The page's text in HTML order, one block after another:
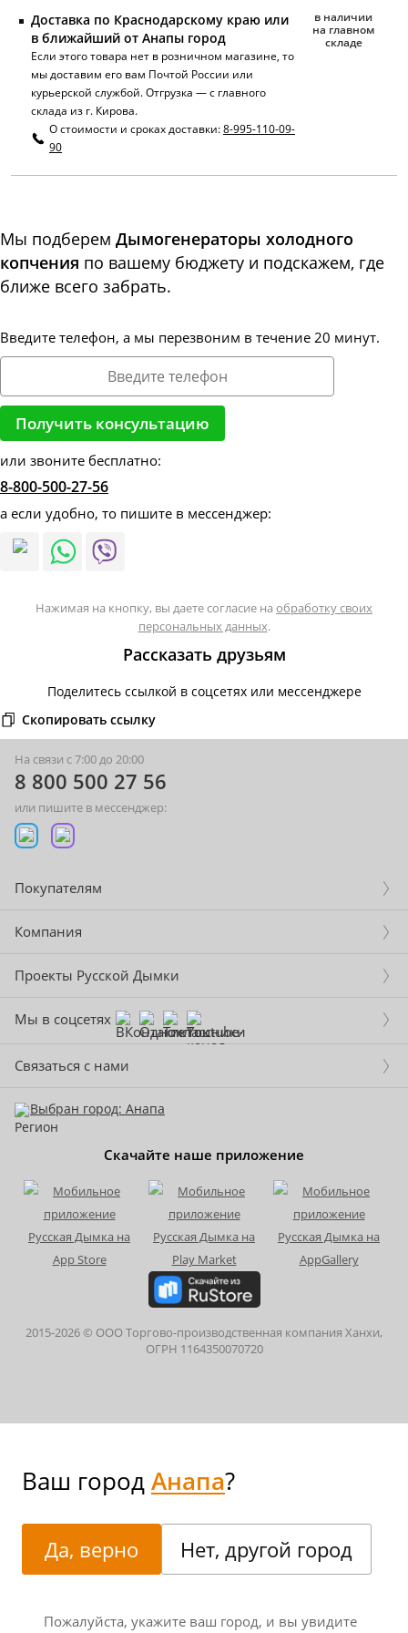
Доставка по Краснодарскому краю или
в ближайший от Анапы город
Если этого товара нет в розничном магазине, то
мы доставим его вам Почтой России или
курьерской службой. Отгрузка — с главного
склада из г. Кирова.
О стоимости и сроках доставки:8-995-110-09-
90
в наличии
на главном
складе
Мы подберем Дымогенераторы холодного
копчения по вашему бюджету и подскажем, где
ближе всего забрать.
Введите телефон, а мы перезвоним в течение 20 минут.
или звоните бесплатно:
8-800-500-27-56
а если удобно, то пишите в мессенджер:
Нажимая на кнопку, вы даете согласие на обработку своих
персональных данных.
Рассказать друзьям
Поделитесь ссылкой в соцсетях или мессенджере
Скопировать ссылку
На связи с 7:00 до 20:00
8 800 500 27 56
или пишите в мессенджер:
Покупателям
Компания
Проекты Русской Дымки
Мы в соцсетях
Связаться с нами
Выбран город: Анапа
Скачайте наше приложение
2015-2026© ООО Торгово-производственная компания Ханхи,
ОГРН 1164350070720
Ваш городАнапа?
Да, верно Нет, другой город
Пожалуйста, укажите ваш город, и вы увидите